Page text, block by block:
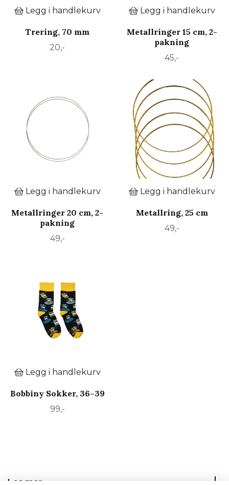
Legg i handlekurv
Trering, 70 mm
20,-
Legg i handlekurv
Metallringer 15 cm, 2-
pakning
45,-
Legg i handlekurv
Metallringer 20 cm, 2-
pakning
49,-
Legg i handlekurv
Metallring, 25 cm
49,-
Legg i handlekurv
Bobbiny Sokker, 36–39
99,-
Les mer